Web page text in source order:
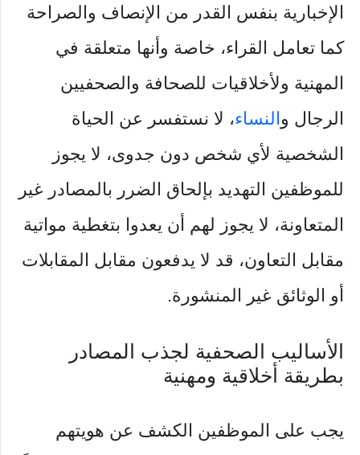
الإخبارية بنفس القدر من الإنصاف والصراحة
كما تعامل القراء، خاصة وأنها متعلقة في
المهنية ولأخلاقيات للصحافة والصحفيين
الرجال والنساء، لا نستفسر عن الحياة
الشخصية لأي شخص دون جدوى، لا يجوز
للموظفين التهديد بإلحاق الضرر بالمصادر غير
المتعاونة، لا يجوز لهم أن يعدوا بتغطية مواتية
مقابل التعاون، قد لا يدفعون مقابل المقابلات
أو الوثائق غير المنشورة.
الأساليب الصحفية لجذب المصادر
بطريقة أخلاقية ومهنية
يجب على الموظفين الكشف عن هويتهم